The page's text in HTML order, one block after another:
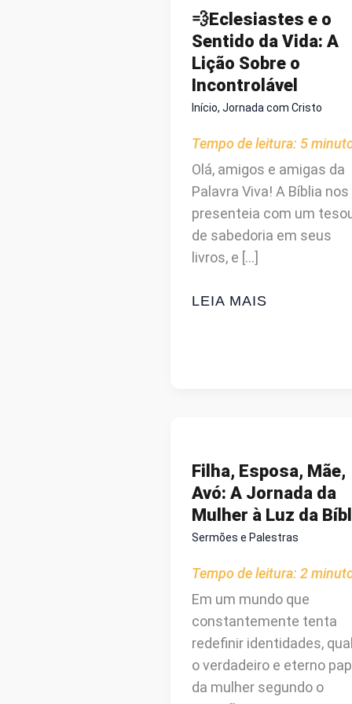
💨Eclesiastes e o
Sentido da Vida: A
Lição Sobre o
Incontrolável
Início, Jornada com Cristo
Tempo de leitura: 5
Olá, amigos e amigas da
Palavra Viva! A Bíblia nos
presenteia com um
de sabedoria em seus
livros, e […]
💨
LIÇÃO
SOBRE
O
INCONTROLÁVEL
LEIA MAIS
Filha, Esposa, Mãe,
Avó: A Jornada da
Mulher à Luz da
Sermões e Palestras
Tempo de leitura: 2
Em um mundo que
constantemente tenta
redefinir identidades,
o verdadeiro e eterno
da mulher segundo o